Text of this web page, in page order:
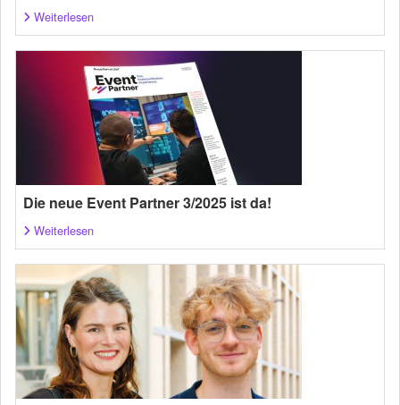
Weiterlesen
Die neue Event Partner 3/2025 ist da!
Weiterlesen